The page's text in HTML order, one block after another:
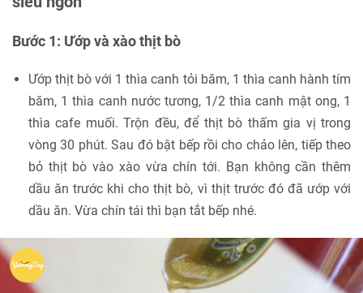
Bước 1: Ướp và xào thịt bò
Ướp thịt bò với 1 thìa canh tỏi băm, 1 thìa canh hành tím
băm, 1 thìa canh nước tương, 1/2 thìa canh mật ong, 1
thìa cafe muối. Trộn đều, để thịt bò thấm gia vị trong
vòng 30 phút. Sau đó bật bếp rồi cho chảo lên, tiếp theo
bỏ thịt bò vào xào vừa chín tới. Bạn không cần thêm
dầu ăn trước khi cho thịt bò, vì thịt trước đó đã ướp với
dầu ăn. Vừa chín tái thì bạn tắt bếp nhé.